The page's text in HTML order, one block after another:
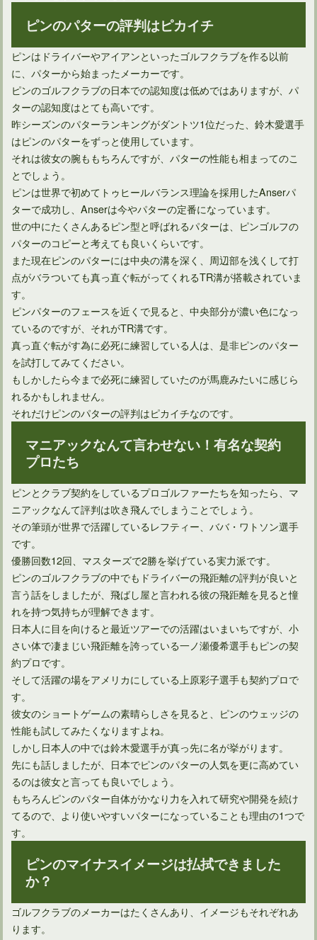
ピンのパターの評判はピカイチ
ピンはドライバーやアイアンといったゴルフクラブを作る以前
に、パターから始まったメーカーです。
ピンのゴルフクラブの日本での認知度は低めではありますが、パ
ターの認知度はとても高いです。
昨シーズンのパターランキングがダントツ1位だった、鈴木愛選手
はピンのパターをずっと使用しています。
それは彼女の腕ももちろんですが、パターの性能も相まってのこ
とでしょう。
ピンは世界で初めてトゥヒールバランス理論を採用したAnserパ
ターで成功し、Anserは今やパターの定番になっています。
世の中にたくさんあるピン型と呼ばれるパターは、ピンゴルフの
パターのコピーと考えても良いくらいです。
また現在ピンのパターには中央の溝を深く、周辺部を浅くして打
点がバラついても真っ直ぐ転がってくれるTR溝が搭載されていま
す。
ピンパターのフェースを近くで見ると、中央部分が濃い色になっ
ているのですが、それがTR溝です。
真っ直ぐ転がす為に必死に練習している人は、是非ピンのパター
を試打してみてください。
もしかしたら今まで必死に練習していたのが馬鹿みたいに感じら
れるかもしれません。
それだけピンのパターの評判はピカイチなのです。
マニアックなんて言わせない！有名な契約
プロたち
ピンとクラブ契約をしているプロゴルファーたちを知ったら、マ
ニアックなんて評判は吹き飛んでしまうことでしょう。
その筆頭が世界で活躍しているレフティー、ババ・ワトソン選手
です。
優勝回数12回、マスターズで2勝を挙げている実力派です。
ピンのゴルフクラブの中でもドライバーの飛距離の評判が良いと
言う話をしましたが、飛ばし屋と言われる彼の飛距離を見ると憧
れを持つ気持ちが理解できます。
日本人に目を向けると最近ツアーでの活躍はいまいちですが、小
さい体で凄まじい飛距離を誇っている一ノ瀬優希選手もピンの契
約プロです。
そして活躍の場をアメリカにしている上原彩子選手も契約プロで
す。
彼女のショートゲームの素晴らしさを見ると、ピンのウェッジの
性能も試してみたくなりますよね。
しかし日本人の中では鈴木愛選手が真っ先に名が挙がります。
先にも話しましたが、日本でピンのパターの人気を更に高めてい
るのは彼女と言っても良いでしょう。
もちろんピンのパター自体がかなり力を入れて研究や開発を続け
てるので、より使いやすいパターになっていることも理由の1つで
す。
ピンのマイナスイメージは払拭できました
か？
ゴルフクラブのメーカーはたくさんあり、イメージもそれぞれあ
ります。